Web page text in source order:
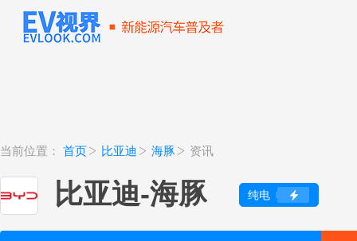
当前位置： 首页 比亚迪 海豚 资讯
比亚迪-海豚 纯电